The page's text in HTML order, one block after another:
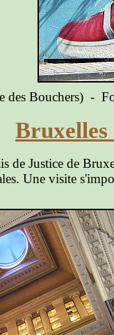
des Bouchers) -
Bruxelles
de Justice de
Une visite